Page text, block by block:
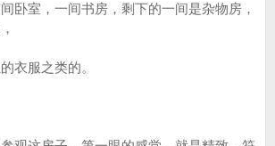
卧室，一间书房，剩下的一间是杂物房，
衣服之类的。